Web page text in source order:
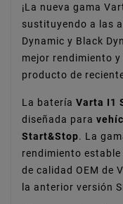
¡La nueva gama
sustituyendo a las
Dynamic y Black
mejor rendimiento
producto de
La batería Varta I1
diseñada para
Start&Stop. La
rendimiento
de calidad OEM de
la anterior versión